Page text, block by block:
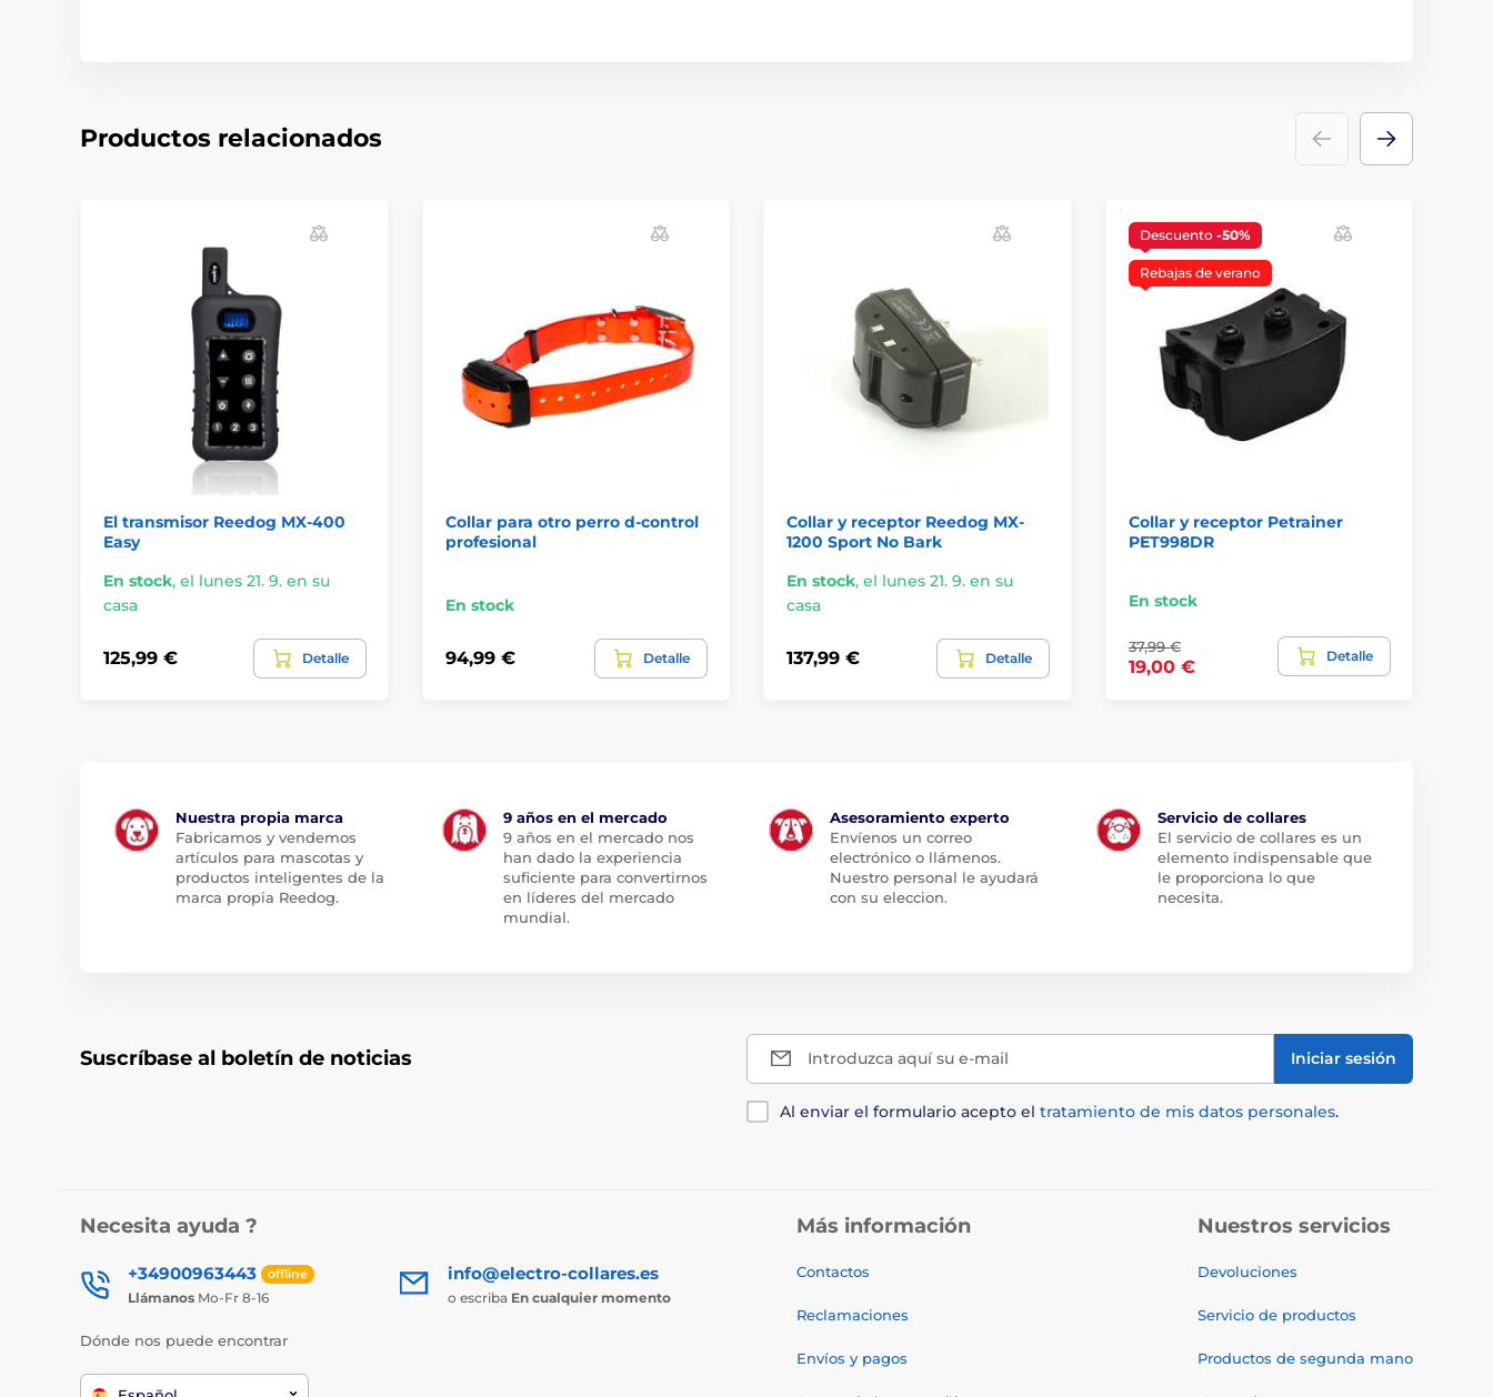
Productos relacionados
El transmisor Reedog MX-400
Easy
En stock, el lunes 21. 9. en su
casa
125,99 € Detalle
Collar para otro perro d-control
profesional
En stock
94,99 € Detalle
Collar y receptor Reedog MX-
1200 Sport No Bark
En stock, el lunes 21. 9. en su
casa
137,99 € Detalle
Descuento -50%
Rebajas de verano
Collar y receptor Petrainer
PET998DR
En stock
37,99 €
19,00 €
Detalle
Nuestra propia marca
Fabricamos y vendemos
artículos para mascotas y
productos inteligentes de la
marca propia Reedog.
9 años en el mercado
9 años en el mercado nos
han dado la experiencia
suficiente para convertirnos
en líderes del mercado
mundial.
Asesoramiento experto
Envíenos un correo
electrónico o llámenos.
Nuestro personal le ayudará
con su eleccion.
Servicio de collares
El servicio de collares es un
elemento indispensable que
le proporciona lo que
necesita.
Suscríbase al boletín de noticias Introduzca aquí su e-mail Iniciar sesión
Al enviar el formulario acepto el tratamiento de mis datos personales.
Necesita ayuda ?
+34900963443 offline
Llámanos Mo-Fr 8-16
info@electro-collares.es
o escriba En cualquier momento
Dónde nos puede encontrar
Más información
Contactos
Reclamaciones
Envíos y pagos
Nuestros servicios
Devoluciones
Servicio de productos
Productos de segunda mano